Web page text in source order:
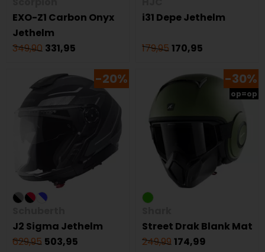
EXO-Z1 Carbon Onyx
Jethelm
349,90 331,95
i31 Depe Jethelm
179,95 170,95
-20%
J2 Sigma Jethelm
629,95 503,95
-30%
op=op
Street Drak Blank Mat
249,99174,99